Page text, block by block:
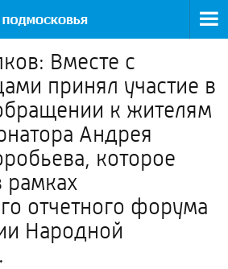
Вместе с
принял участие в
к жителям
Андрея
которое
рамках
отчетного форума
Народной